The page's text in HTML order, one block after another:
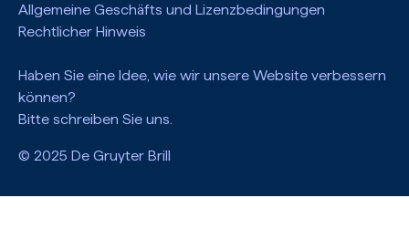
Allgemeine Geschäfts und Lizenzbedingungen
Rechtlicher Hinweis
Haben Sie eine Idee, wie wir unsere Website verbessern
können?
Bitte schreiben Sie uns.
© 2025 De Gruyter Brill